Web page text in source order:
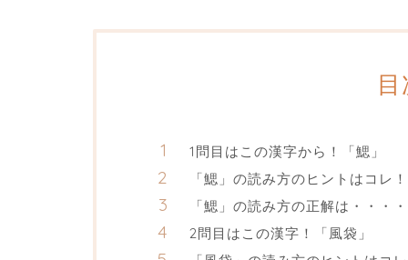
目
1問目はこの漢字から！「鰓」
「鰓」の読み方のヒントはコレ！
「鰓」の読み方の正解は・・・・
2問目はこの漢字！「風袋」